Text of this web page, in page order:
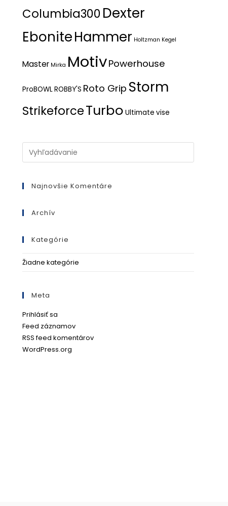
Columbia300Dexter
EboniteHammer Holtzman Kegel
Master Mirka MotivPowerhouse
ProBOWLROBBY'S Roto Grip Storm
StrikeforceTurbo Ultimate vise
Search
this
Najnovšie Komentáre
Archív
Kategórie
Žiadne kategórie
Meta
Prihlásiť sa
Feed záznamov
RSS feed komentárov
WordPress.org